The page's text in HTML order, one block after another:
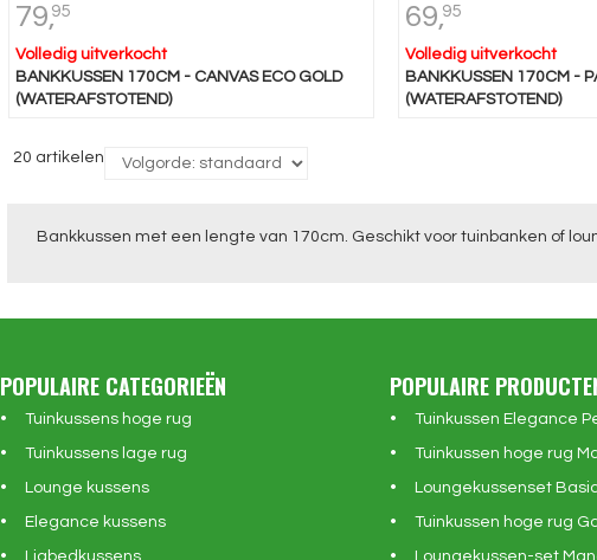
79,95
Volledig uitverkocht
BANKKUSSEN 170CM - CANVAS ECO GOLD
(WATERAFSTOTEND)
69,95
Volledig uitverkocht
BANKKUSSEN 170CM -
(WATERAFSTOTEND)
20 artikelen
Bankkussen met een lengte van 170cm. Geschikt voor tuinbanken of
POPULAIRE CATEGORIEËN
Tuinkussens hoge rug
Tuinkussens lage rug
Lounge kussens
Elegance kussens
Ligbedkussens
POPULAIRE
Tuinkussen Elegance
Tuinkussen hoge rug
Loungekussenset
Tuinkussen hoge rug
Loungekussen-set